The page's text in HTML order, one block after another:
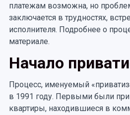
платежам возможна, но
заключается в трудностях,
исполнителя. Подробнее о
материале.
Начало
Процесс, именуемый
в 1991 году. Первыми были
квартиры, находившиеся в